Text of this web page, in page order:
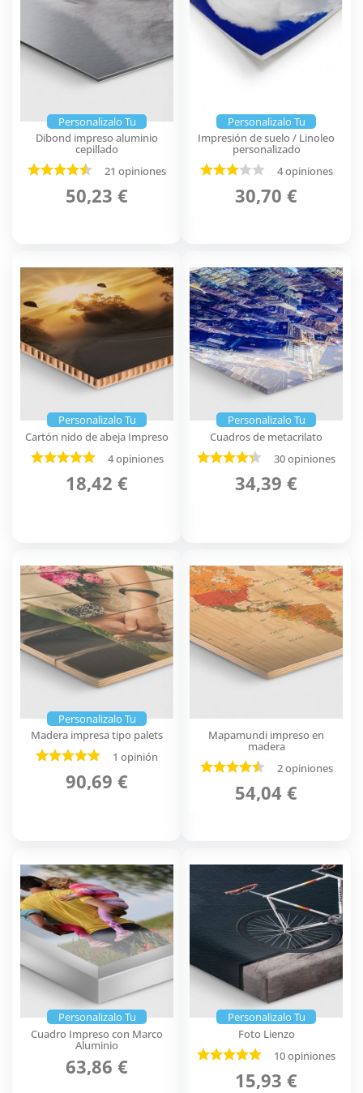
Personalizalo Tu
Dibond impreso aluminio
cepillado
21 opiniones
50,23 €
Personalizalo Tu
Impresión de suelo / Linoleo
personalizado
4 opiniones
30,70 €
Personalizalo Tu
Cartón nido de abeja Impreso
4 opiniones
18,42 €
Personalizalo Tu
Cuadros de metacrilato
30 opiniones
34,39 €
Personalizalo Tu
Madera impresa tipo palets
1 opinión
90,69 €
Mapamundi impreso en
madera
2 opiniones
54,04 €
Personalizalo Tu
Cuadro Impreso con Marco
Aluminio
63,86 €
Personalizalo Tu
Foto Lienzo
10 opiniones
15,93 €